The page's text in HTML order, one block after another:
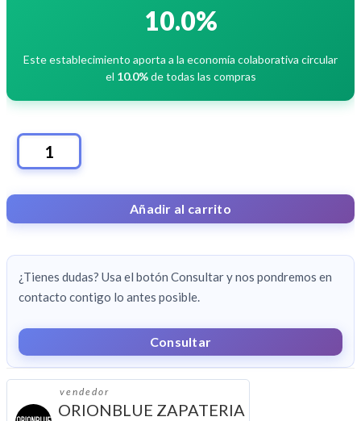
69,00€.
10.0%
Este establecimiento aporta a la economía colaborativa circular
el 10.0%de todas las compras
ZAPATOS
Añadir al carrito
¿Tienes dudas? Usa el botón Consultar y nos pondremos en
contacto contigo lo antes posible.
Consultar
vendedor
ORIONBLUE ZAPATERIA